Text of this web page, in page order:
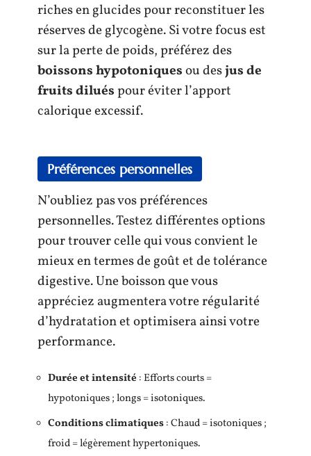
riches en glucides pour reconstituer les
réserves de glycogène. Si votre focus est
sur la perte de poids, préférez des
boissons hypotoniquesou desjus de
fruits diluéspour éviter l’apport
calorique excessif.
Préférences personnelles
N’oubliez pas vos préférences
personnelles. Testez différentes options
pour trouver celle qui vous convient le
mieux en termes de goût et de tolérance
digestive. Une boisson que vous
appréciez augmentera votre régularité
d’hydratation et optimisera ainsi votre
performance.
Durée et intensité : Efforts courts =
hypotoniques ; longs = isotoniques.
Conditions climatiques: Chaud = isotoniques ;
froid = légèrement hypertoniques.